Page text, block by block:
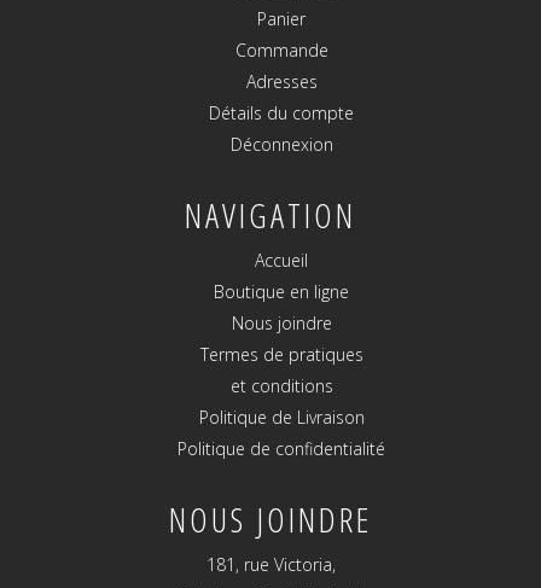
Panier
Commande
Adresses
Détails du compte
Déconnexion
NAVIGATION
Accueil
Boutique en ligne
Nous joindre
Termes de pratiques
et conditions
Politique de Livraison
Politique de confidentialité
NOUS JOINDRE
181, rue Victoria,